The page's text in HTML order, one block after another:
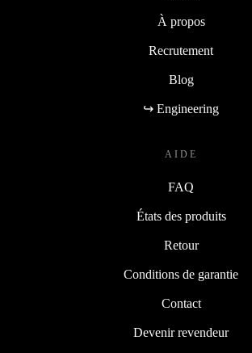
À propos
Recrutement
Blog
↪ Engineering
AIDE
FAQ
États des produits
Retour
Conditions de garantie
Contact
Devenir revendeur